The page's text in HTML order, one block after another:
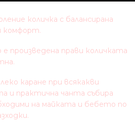
количка с балансирана
комфорт.
произведена прави количката
каране при всякакви
и практична чанта събира
на майката и бебето по